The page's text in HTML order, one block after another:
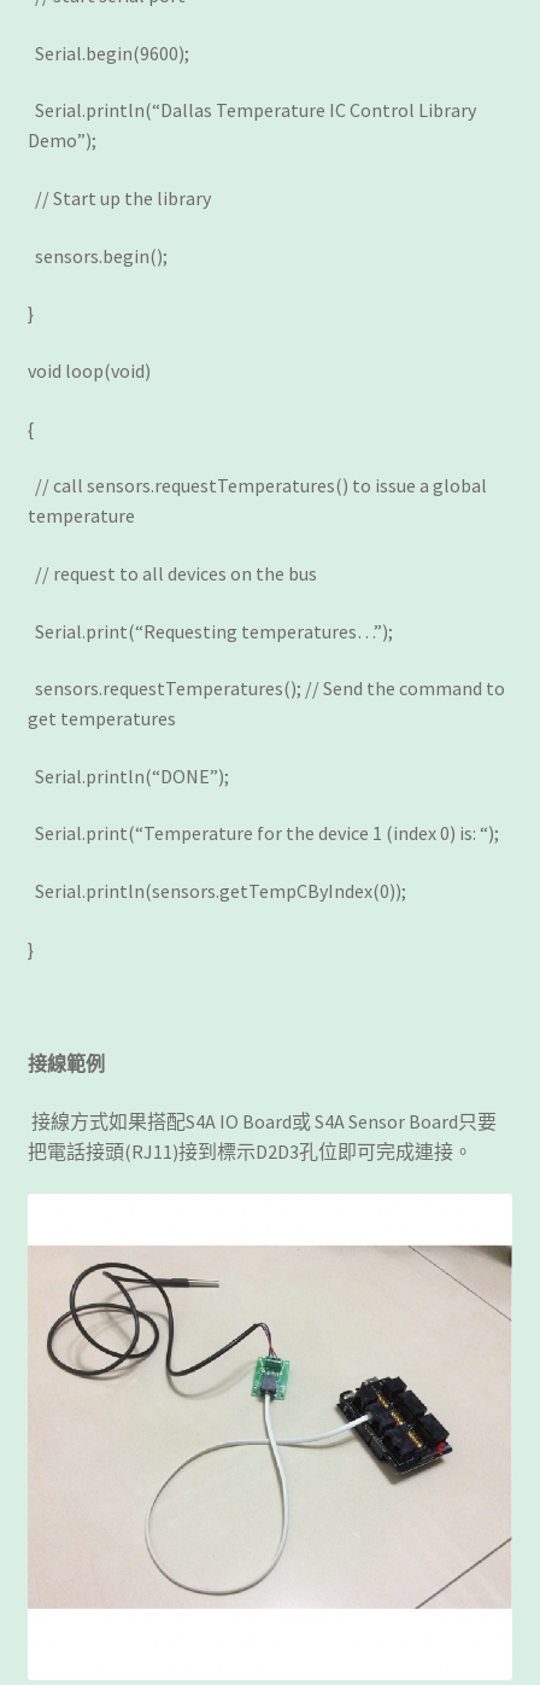
Serial.begin(9600);
Serial.println(“Dallas Temperature IC Control Library
Demo”);
// Start up the library
sensors.begin();
}
void loop(void)
{
// call sensors.requestTemperatures() to issue a global
temperature
// request to all devices on the bus
Serial.print(“Requesting temperatures…”);
sensors.requestTemperatures(); // Send the command to
get temperatures
Serial.println(“DONE”);
Serial.print(“Temperature for the device 1 (index 0) is: “);
Serial.println(sensors.getTempCByIndex(0));
}
接線範例
接線方式如果搭配S4A IO Board或 S4A Sensor Board只要
把電話接頭(RJ11)接到標示D2D3孔位即可完成連接。